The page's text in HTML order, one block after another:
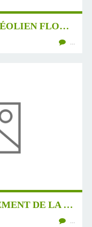
ARTICLES ÉNERGIES : ÉOLIEN FLOTTANT, CANICULE, AUTOCONSO COLLECTIVE, ETC.
…
[ELZEARD] PROLONGEMENT DE LA DATE DE RÉPONSE POUR LE DOCUMENT CADRE AU 29 JUILLET
…